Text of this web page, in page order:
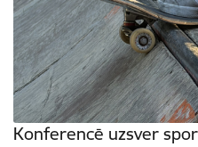
Konferencē uzsver